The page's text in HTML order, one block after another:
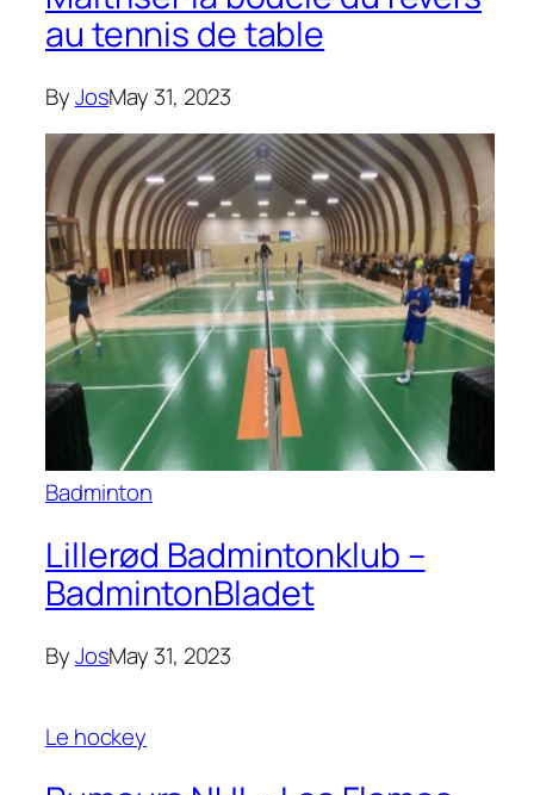
au tennis de table
ByJosMay 31, 2023
Badminton
Lillerød Badmintonklub –
BadmintonBladet
ByJosMay 31, 2023
Le hockey